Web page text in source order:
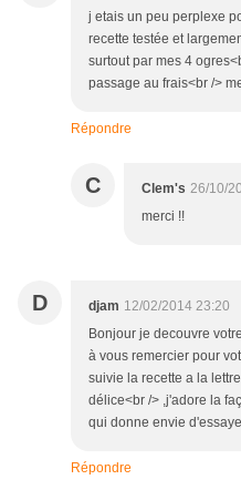
j etais un peu perplexe
recette testée et
surtout par mes 4
passage au frais<br />
Répondre
C Clem's 26/10/
merci !!
D djam 12/02/2014 23:20
Bonjour je decouvre
à vous remercier pour
suivie la recette a la
délice<br /> ,j'adore la
qui donne envie
Répondre